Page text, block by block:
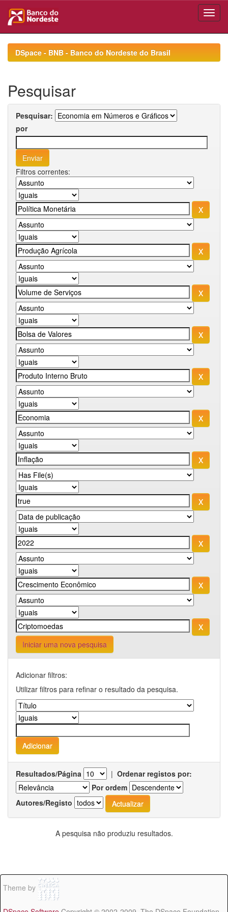
navigationDSpace - BNB - Banco do Nordeste do Brasil
Pesquisar
Pesquisar:
por
Filtros correntes:
Iniciar uma nova pesquisa
Adicionar filtros:
Utilizar filtros para refinar o resultado da pesquisa.
Resultados/Página | Ordenar registos por:
Por ordem
Autores/Registo
A pesquisa não produziu resultados.
Theme by